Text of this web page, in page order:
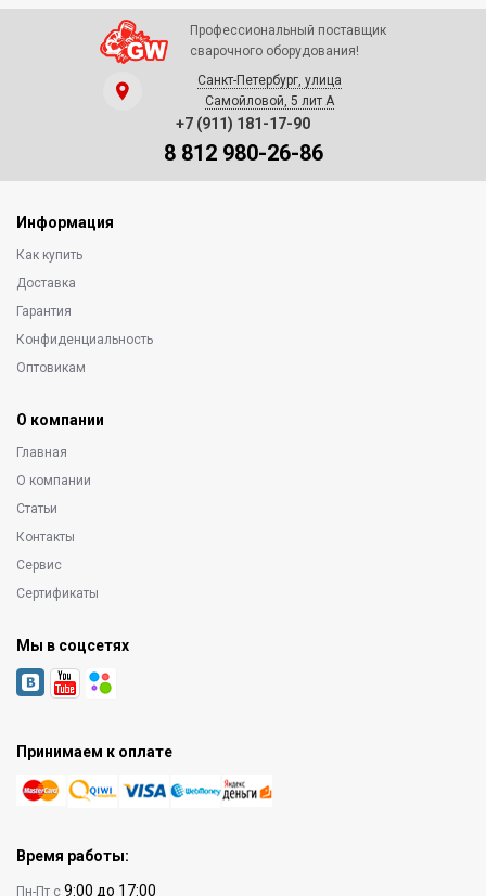
Профессиональный поставщик
сварочного оборудования!
Санкт-Петербург, улица
Самойловой, 5 лит А
+7 (911) 181-17-90
8 812 980-26-86
Информация
Как купить
Доставка
Гарантия
Конфиденциальность
Оптовикам
О компании
Главная
О компании
Статьи
Контакты
Сервис
Сертификаты
Мы в соцсетях
Принимаем к оплате
Время работы:
Пн-Пт с 9:00 до 17:00